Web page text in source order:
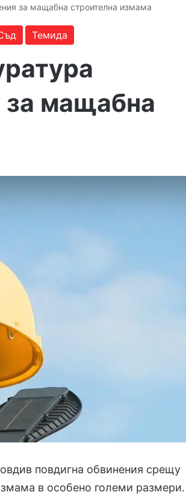
за мащабна строителна измама
Темида
за мащабна
повдигна обвинения срещу
в особено големи размери.